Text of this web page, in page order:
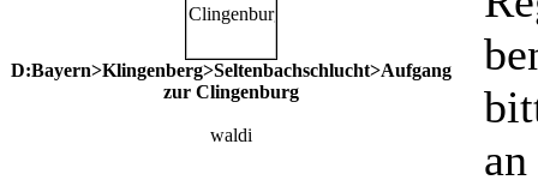
D:Bayern>Klingenberg>Seltenbachschlucht>Aufgang
zur Clingenburg
waldi